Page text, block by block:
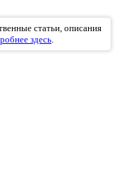
статьи, описания
здесь.